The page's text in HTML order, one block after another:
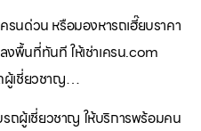
รนด่วน หรือมองหารถเฮี๊ยบราคา
พื้นที่ทันที ให้เช่าเครน.com
ผู้เชี่ยวชาญ…
ถผู้เชี่ยวชาญ ให้บริการพร้อมคน